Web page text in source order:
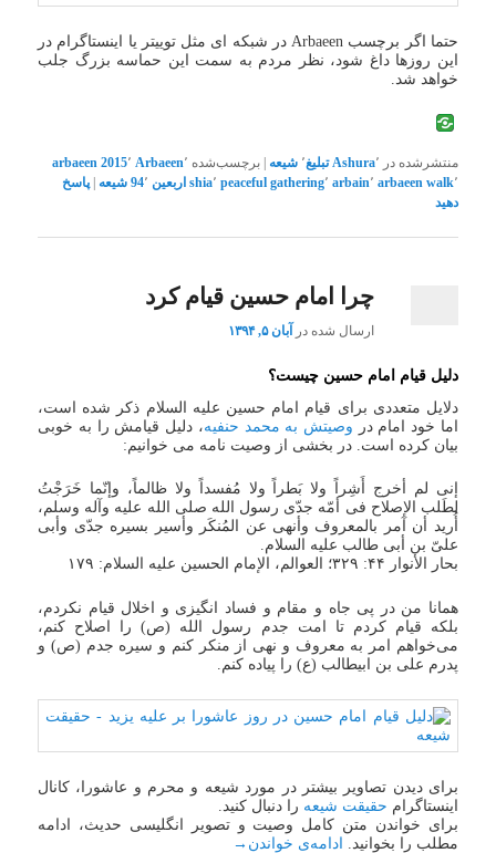
حتما اگر برچسب Arbaeen در شبکه ای مثل توییتر یا اینستاگرام در
این روزها داغ شود، نظر مردم به سمت این حماسه بزرگ جلب
خواهد شد.
منتشرشده در Ashura٬ تبلیغ٬ شیعه |برچسب‌شده Arbaeen٬ arbaeen 2015٬
arbaeen walk٬ arbain٬ peaceful gathering٬ shia٬ اربعین 94 ٬ شیعه |پاسخ
دهید
چرا امام حسین قیام کرد
ارسال شده در آبان ۵, ۱۳۹۴
دلیل قیام امام حسین چیست؟
دلایل متعددی برای قیام امام حسین علیه السلام ذکر شده است،
اما خود امام در وصیتش به محمد حنفیه، دلیل قیامش را به خوبی
بیان کرده است. در بخشی از وصیت نامه می خوانیم:
إنی لم أخرج أَشِراً ولا بَطراً ولا مُفسداً ولا ظالماً، وإنّما خَرَجْتُ
لطَلب الإصلاح فی أمّه جدّی رسول الله صلى الله علیه وآله وسلم،
أُرید أن آمر بالمعروف وأنهى عن المُنکَر وأسیر بسیره جدّی وأبی
علیّ بن أبی طالب علیه السلام.
بحار الأنوار ۴۴: ۳۲۹؛ العوالم، الإمام الحسین علیه السلام: ۱۷۹
همانا من در پی جاه و مقام و فساد انگیزی و اخلال قیام نکردم،
بلکه قیام کردم تا امت جدم رسول الله (ص) را اصلاح کنم،
می‌خواهم امر به معروف و نهی از منکر کنم و سیره جدم (ص) و
پدرم علی بن ابیطالب (ع) را پیاده کنم.
برای دیدن تصاویر بیشتر در مورد شیعه و محرم و عاشورا، کانال
اینستاگرام حقیقت شیعه را دنبال کنید.
برای خواندن متن کامل وصیت و تصویر انگلیسی حدیث، ادامه
مطلب را بخوانید. ادامه‌ی خواندن →